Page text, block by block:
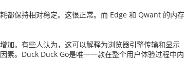
都保持相对稳定。这很正常。而 Edge 和 Qwant 的内存
加。有些人认为，这可以解释为浏览器引擎传输和显示
素。Duck Duck Go是唯一一款在整个用户体验过程中内